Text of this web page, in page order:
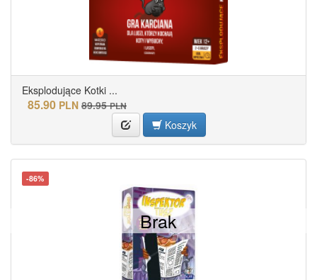
Eksplodujące Kotki ...
85.90 PLN 89.95 PLN
Koszyk
-86%
Brak